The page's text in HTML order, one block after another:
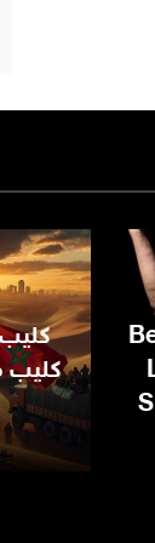
كليب